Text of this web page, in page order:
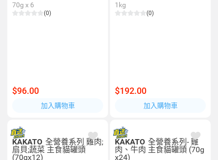
70g x 6
(0)
$96.00
加入購物車
1kg
(0)
$192.00
加入購物車
KAKATO 全營養系列 雞肉;
扇貝;蔬菜 主食貓罐頭
(70gx12)
KAKATO 全營養系列- 雞
肉、牛肉 主食貓罐頭 (70g
x24)